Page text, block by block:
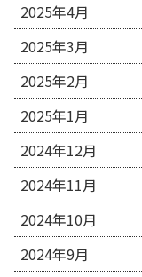
2025年4月
2025年3月
2025年2月
2025年1月
2024年12月
2024年11月
2024年10月
2024年9月